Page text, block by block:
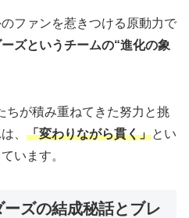
ファンを惹きつける原動力で
ズというチームの“進化の象
ちが積み重ねてきた努力と挑
、 「変わりながら貫く」とい
います。
ズの結成秘話とブレ